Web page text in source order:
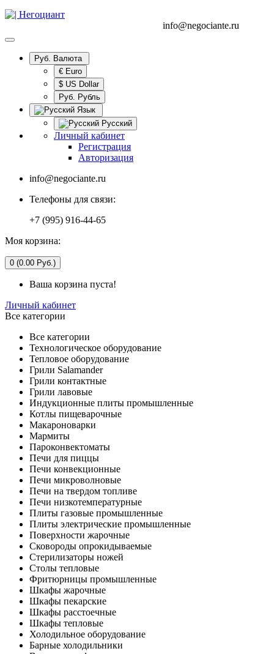
info@negociante.ru
Руб. Валюта
€ Euro
$ US Dollar
Руб. Рубль
Язык
Русский
Личный кабинет
Регистрация
Авторизация
info@negociante.ru
Телефоны для связи:
+7 (995) 916-44-65
Моя корзина:
0 (0.00 Руб.)
Ваша корзина пуста!
Личный кабинет
Все категории
Все категории
Технологическое оборудование
Тепловое оборудование
Грили Salamander
Грили контактные
Грили лавовые
Индукционные плиты промышленные
Котлы пищеварочные
Макароноварки
Мармиты
Пароконвектоматы
Печи для пиццы
Печи конвекционные
Печи микроволновые
Печи на твердом топливе
Печи низкотемпературные
Плиты газовые промышленные
Плиты электрические промышленные
Поверхности жарочные
Сковороды опрокидываемые
Стерилизаторы ножей
Столы тепловые
Фритюрницы промышленные
Шкафы жарочные
Шкафы пекарские
Шкафы расстоечные
Шкафы тепловые
Холодильное оборудование
Барные холодильники